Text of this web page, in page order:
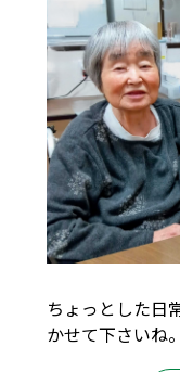
ちょっとした
かせて下さいね。